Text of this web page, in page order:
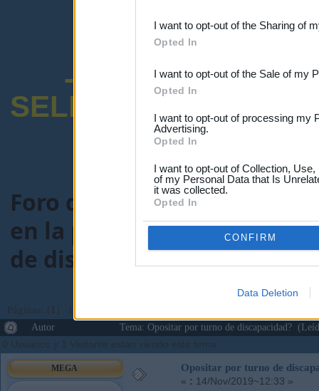
Downstream Participants
third parties.
I want to opt-out of the Sharing of
Opted In
I want to opt-out of the Sale of my
Opted In
I want to opt-out of processing my
Advertising.
Opted In
I want to opt-out of Collection,
of my Personal Data that Is
it was collected.
Opted In
CONFIRM
Data Deletion
-ENCUESTA
SELECTIVO
Foro de Maestros25
en la preparación de
de discapacidad?
Páginas: [ 1
Autor
Tema: Opositar por turno de discapacidad?
0 Usuarios y 1 Visitante están viendo este tema.
MEGA Opositar por turno de
« : 14/Nov/2019~12:33 »